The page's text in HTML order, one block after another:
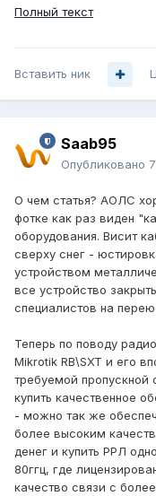
Полный текст
Вставить ник
Saab95
Опубликовано
О чем статья? АОЛС
фотке как раз виден
оборудования. Висит
сверху снег -
устройством
все устройство
специалистов на
Теперь по поводу
Mikrotik RB\SXT и его
требуемой пропускной
купить качественное
- можно так же
более высоким
денег и купить РРЛ
80ггц, где
качество связи с